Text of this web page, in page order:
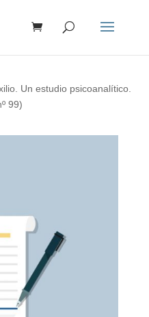
Un estudio psicoanalítico.
99)